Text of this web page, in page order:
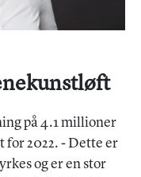
på 4.1 millioner
for 2022. - Dette er
og er en stor